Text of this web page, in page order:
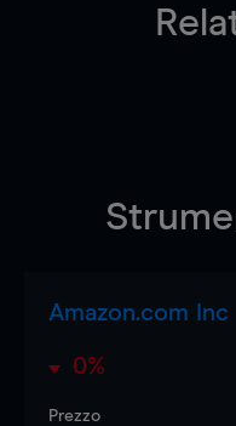
Amazon.com Inc
0%
Prezzo